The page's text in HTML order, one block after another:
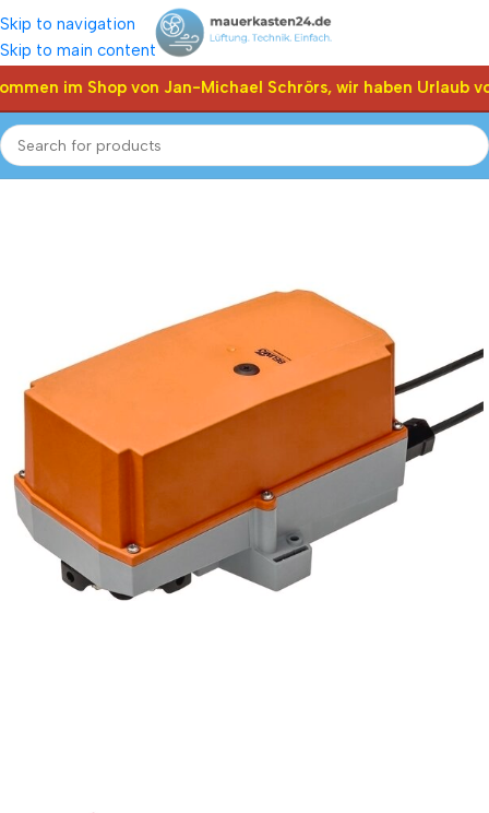
Skip to navigation
Skip to main content
im Shop von Jan-Michael Schrörs, wir haben Urlaub
Start Shop Klappen Stellantriebe, Stellmotor Belimo